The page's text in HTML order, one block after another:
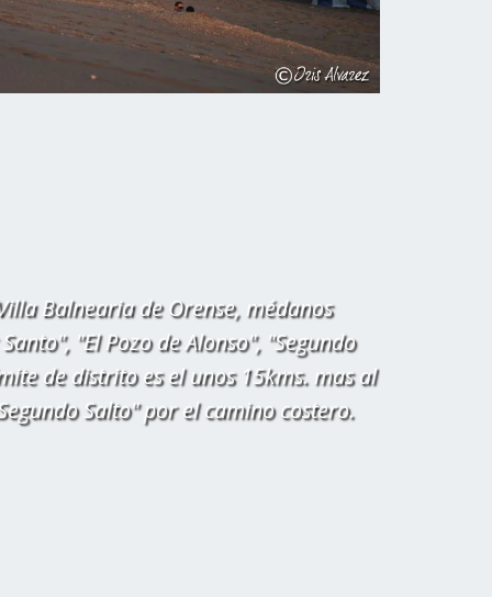
Balnearia de Orense, médanos
"El Pozo de Alonso", "Segundo
de distrito es el unos 15kms. mas al
Salto" por el camino costero.